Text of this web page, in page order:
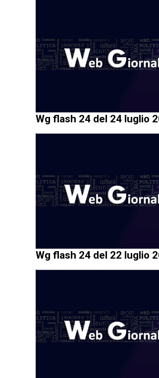
Wg flash 24 del 24 luglio
Wg flash 24 del 22 luglio